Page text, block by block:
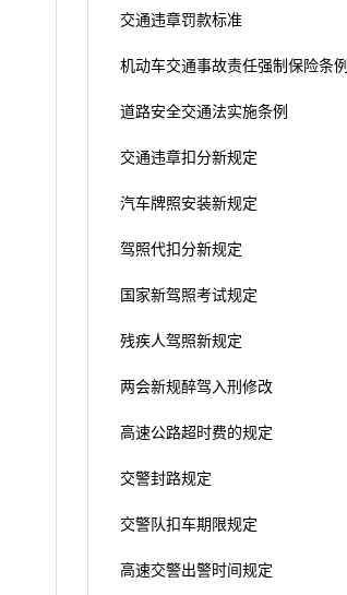
交通违章罚款标准
机动车交通事故责任强制保险条例
道路安全交通法实施条例
交通违章扣分新规定
汽车牌照安装新规定
驾照代扣分新规定
国家新驾照考试规定
残疾人驾照新规定
两会新规醉驾入刑修改
高速公路超时费的规定
交警封路规定
交警队扣车期限规定
高速交警出警时间规定